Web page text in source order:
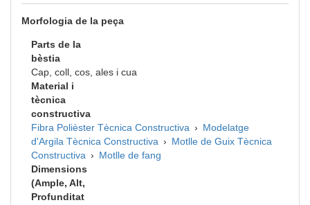
Morfologia de la peça
Parts de la
bèstia
Cap, coll, cos, ales i cua
Material i
tècnica
constructiva
Fibra Polièster Tècnica Constructiva › Modelatge
d'Argila Tècnica Constructiva › Motlle de Guix Tècnica
Constructiva › Motlle de fang
Dimensions
(Ample, Alt,
Profunditat